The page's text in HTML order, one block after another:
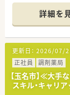
■年間休日
身ともにリ
す。
の相談も受
します。
≪こんな会
■熊本市内
■クリニッ
■従業員の
■eラーニン
詳細を
更新日： 2026/07/
正社員
調剤薬局
【玉名市】≪大手
スキル・キャリ